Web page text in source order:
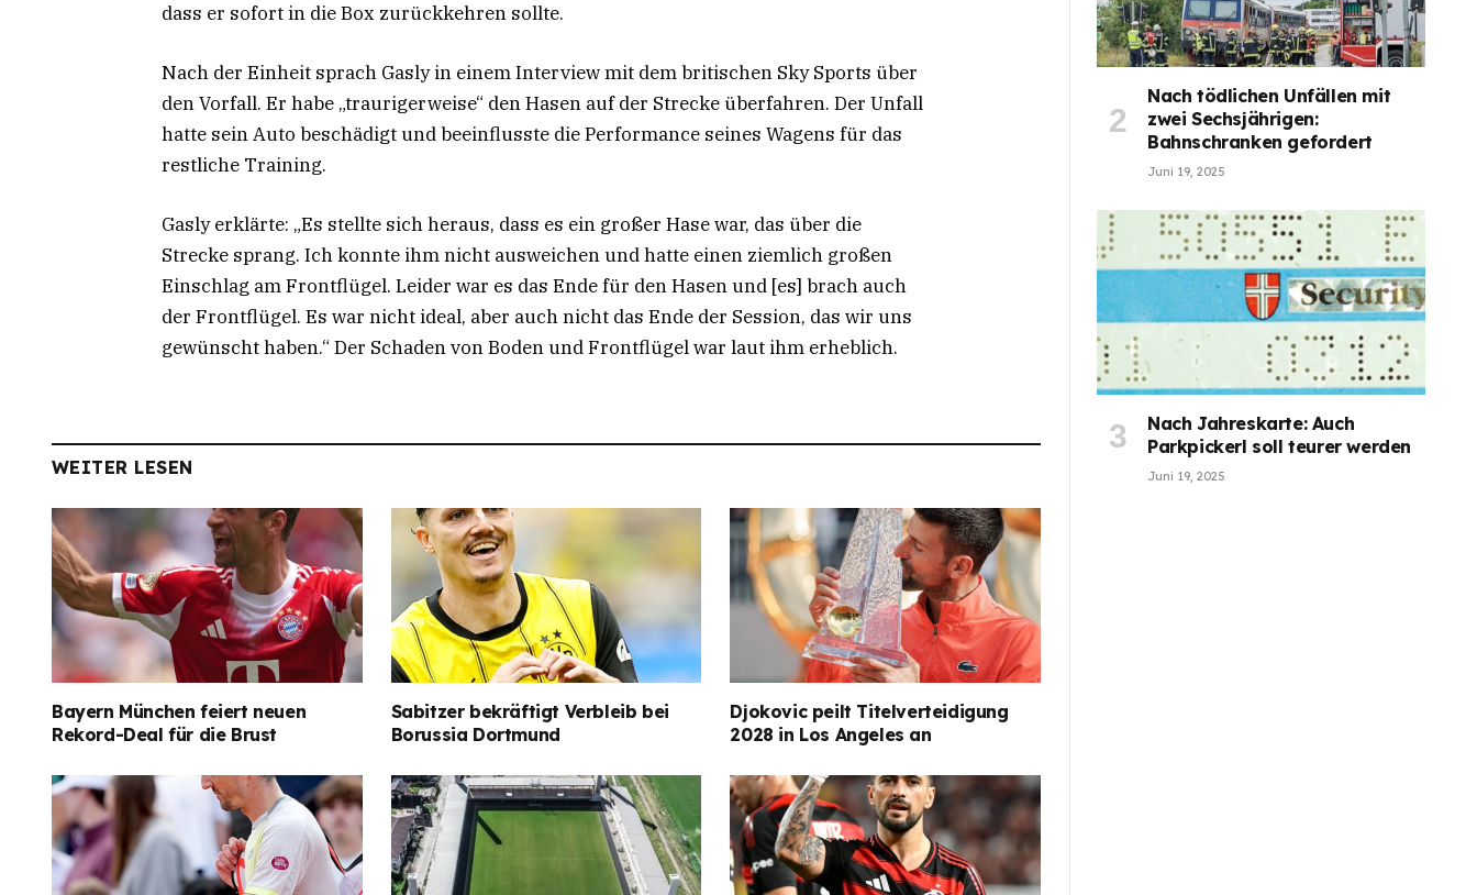
dass er sofort in die Box zurückkehren sollte.
Nach der Einheit sprach Gasly in einem Interview mit dem britischen Sky Sports über
den Vorfall. Er habe „traurigerweise“ den Hasen auf der Strecke überfahren. Der Unfall
hatte sein Auto beschädigt und beeinflusste die Performance seines Wagens für das
restliche Training.
Gasly erklärte: „Es stellte sich heraus, dass es ein großer Hase war, das über die
Strecke sprang. Ich konnte ihm nicht ausweichen und hatte einen ziemlich großen
Einschlag am Frontflügel. Leider war es das Ende für den Hasen und [es] brach auch
der Frontflügel. Es war nicht ideal, aber auch nicht das Ende der Session, das wir uns
gewünscht haben.“ Der Schaden von Boden und Frontflügel war laut ihm erheblich.
WEITER LESEN
Bayern München feiert neuen
Rekord-Deal für die Brust
Sabitzer bekräftigt Verbleib bei
Borussia Dortmund
Djokovic peilt Titelverteidigung
2028 in Los Angeles an
Nach tödlichen Unfällen mit
zwei Sechsjährigen:
Bahnschranken gefordert
Juni 19, 2025
Nach Jahreskarte: Auch
Parkpickerl soll teurer werden
Juni 19, 2025